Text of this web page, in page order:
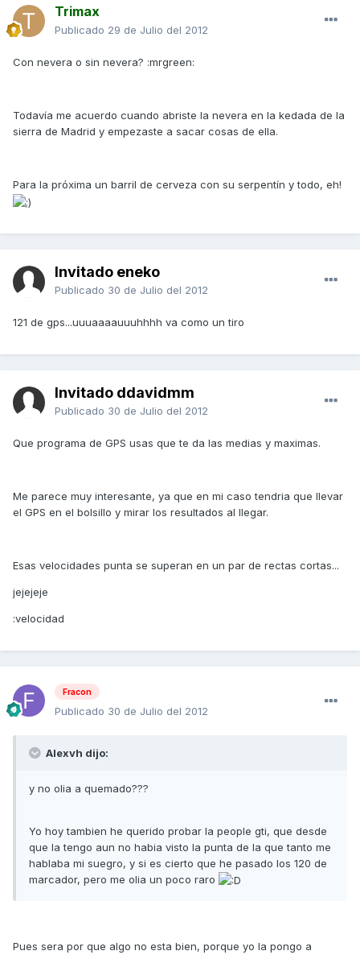
Trimax
Publicado 29 de Julio del 2012
Con nevera o sin nevera? :mrgreen:
Todavía me acuerdo cuando abriste la nevera en la kedada de la
sierra de Madrid y empezaste a sacar cosas de ella.
Para la próxima un barril de cerveza con su serpentín y todo, eh!
Invitado eneko
Publicado 30 de Julio del 2012
121 de gps...uuuaaaauuuhhhh va como un tiro
Invitado ddavidmm
Publicado 30 de Julio del 2012
Que programa de GPS usas que te da las medias y maximas.
Me parece muy interesante, ya que en mi caso tendria que llevar
el GPS en el bolsillo y mirar los resultados al llegar.
Esas velocidades punta se superan en un par de rectas cortas...
jejejeje
:velocidad
Fracon
Publicado 30 de Julio del 2012
Alexvh dijo:
y no olia a quemado???
Yo hoy tambien he querido probar la people gti, que desde
que la tengo aun no habia visto la punta de la que tanto me
hablaba mi suegro, y si es cierto que he pasado los 120 de
marcador, pero me olia un poco raro
Pues sera por que algo no esta bien, porque yo la pongo a